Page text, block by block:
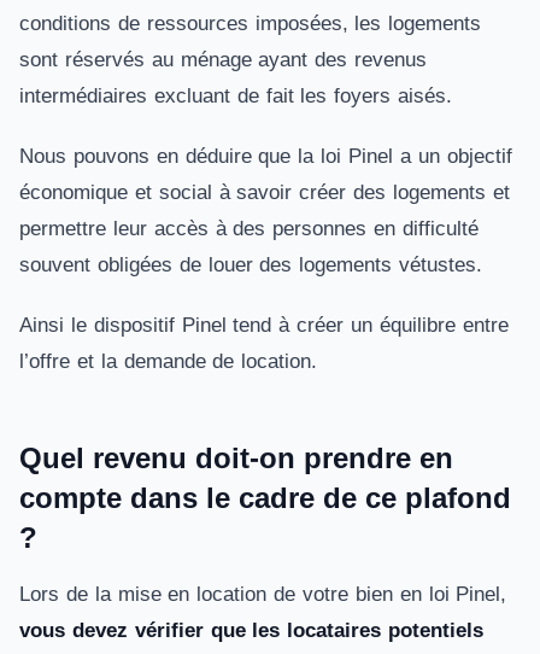
conditions de ressources imposées, les logements
sont réservés au ménage ayant des revenus
intermédiaires excluant de fait les foyers aisés.
Nous pouvons en déduire que la loi Pinel a un objectif
économique et social à savoir créer des logements et
permettre leur accès à des personnes en difficulté
souvent obligées de louer des logements vétustes.
Ainsi le dispositif Pinel tend à créer un équilibre entre
l’offre et la demande de location.
Quel revenu doit-on prendre en
compte dans le cadre de ce plafond
?
Lors de la mise en location de votre bien en loi Pinel,
vous devez vérifier que les locataires potentiels